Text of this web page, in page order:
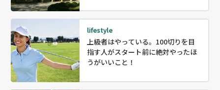
lifestyle
上級者はやっている。100切りを目
指す人がスタート前に絶対やったほ
うがいいこと！